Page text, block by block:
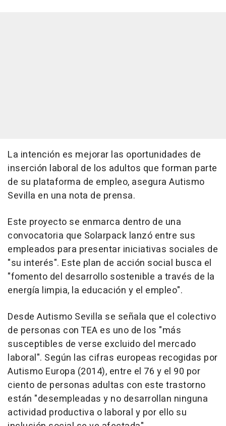
La intención es mejorar las oportunidades de
inserción laboral de los adultos que forman parte
de su plataforma de empleo, asegura Autismo
Sevilla en una nota de prensa.
Este proyecto se enmarca dentro de una
convocatoria que Solarpack lanzó entre sus
empleados para presentar iniciativas sociales de
"su interés". Este plan de acción social busca el
"fomento del desarrollo sostenible a través de la
energía limpia, la educación y el empleo".
Desde Autismo Sevilla se señala que el colectivo
de personas con TEA es uno de los "más
susceptibles de verse excluido del mercado
laboral". Según las cifras europeas recogidas por
Autismo Europa (2014), entre el 76 y el 90 por
ciento de personas adultas con este trastorno
están "desempleadas y no desarrollan ninguna
actividad productiva o laboral y por ello su